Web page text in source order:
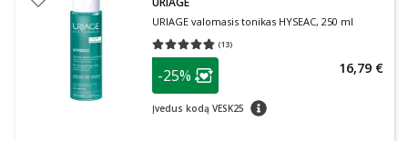
URIAGE valomasis tonikas HYSEAC, 250 ml
(13)
Vidutinis įvertinimas 4.77
patarimas
Lojalumo klubo narių nuolaida
-25%
Įvedus kodą VESK25 patarimas
16,79 €